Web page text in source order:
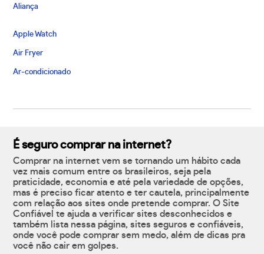
Aliança
Apple Watch
Air Fryer
Ar-condicionado
É seguro comprar na internet?
Comprar na internet vem se tornando um hábito cada
vez mais comum entre os brasileiros, seja pela
praticidade, economia e até pela variedade de opções,
mas é preciso ficar atento e ter cautela, principalmente
com relação aos sites onde pretende comprar. O Site
Confiável te ajuda a verificar sites desconhecidos e
também lista nessa página, sites seguros e confiáveis,
onde você pode comprar sem medo, além de dicas pra
você não cair em golpes.